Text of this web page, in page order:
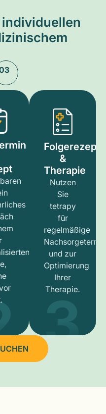
Folgerezept
&
Therapie
Nutzen
Sie
tetrapy
für
regelmäßige
und zur
Optimierung
Ihrer
Therapie.
3